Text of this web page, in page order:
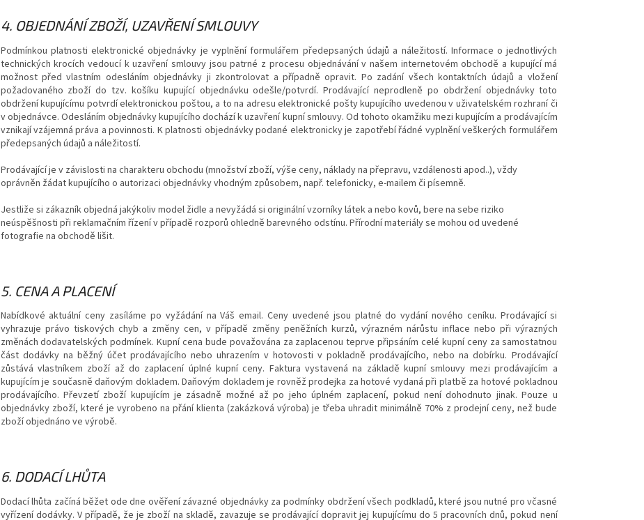
4. OBJEDNÁNÍ ZBOŽÍ, UZAVŘENÍ SMLOUVY
Podmínkou platnosti elektronické objednávky je vyplnění formulářem předepsaných údajů a náležitostí. Informace o jednotlivých
technických krocích vedoucí k uzavření smlouvy jsou patrné z procesu objednávání v našem internetovém obchodě a kupující má
možnost před vlastním odesláním objednávky ji zkontrolovat a případně opravit. Po zadání všech kontaktních údajů a vložení
požadovaného zboží do tzv. košíku kupující objednávku odešle/potvrdí. Prodávající neprodleně po obdržení objednávky toto
obdržení kupujícímu potvrdí elektronickou poštou, a to na adresu elektronické pošty kupujícího uvedenou v uživatelském rozhraní či
v objednávce. Odesláním objednávky kupujícího dochází k uzavření kupní smlouvy. Od tohoto okamžiku mezi kupujícím a prodávajícím
vznikají vzájemná práva a povinnosti. K platnosti objednávky podané elektronicky je zapotřebí řádné vyplnění veškerých formulářem
předepsaných údajů a náležitostí.
Prodávající je v závislosti na charakteru obchodu (množství zboží, výše ceny, náklady na přepravu, vzdálenosti apod..), vždy
oprávněn žádat kupujícího o autorizaci objednávky vhodným způsobem, např. telefonicky, e-mailem či písemně.
Jestliže si zákazník objedná jakýkoliv model židle a nevyžádá si originální vzorníky látek a nebo kovů, bere na sebe riziko
neúspěšnosti při reklamačním řízení v případě rozporů ohledně barevného odstínu. Přírodní materiály se mohou od uvedené
fotografie na obchodě lišit.
5. CENA A PLACENÍ
Nabídkové aktuální ceny zasíláme po vyžádání na Váš email. Ceny uvedené jsou platné do vydání nového ceníku. Prodávající si
vyhrazuje právo tiskových chyb a změny cen, v případě změny peněžních kurzů, výrazném nárůstu inflace nebo při výrazných
změnách dodavatelských podmínek. Kupní cena bude považována za zaplacenou teprve připsáním celé kupní ceny za samostatnou
část dodávky na běžný účet prodávajícího nebo uhrazením v hotovosti v pokladně prodávajícího, nebo na dobírku. Prodávající
zůstává vlastníkem zboží až do zaplacení úplné kupní ceny. Faktura vystavená na základě kupní smlouvy mezi prodávajícím a
kupujícím je současně daňovým dokladem. Daňovým dokladem je rovněž prodejka za hotové vydaná při platbě za hotové pokladnou
prodávajícího. Převzetí zboží kupujícím je zásadně možné až po jeho úplném zaplacení, pokud není dohodnuto jinak. Pouze u
objednávky zboží, které je vyrobeno na přání klienta (zakázková výroba) je třeba uhradit minimálně 70% z prodejní ceny, než bude
zboží objednáno ve výrobě.
6. DODACÍ LHŮTA
Dodací lhůta začíná běžet ode dne ověření závazné objednávky za podmínky obdržení všech podkladů, které jsou nutné pro včasné
vyřízení dodávky. V případě, že je zboží na skladě, zavazuje se prodávající dopravit jej kupujícímu do 5 pracovních dnů, pokud není